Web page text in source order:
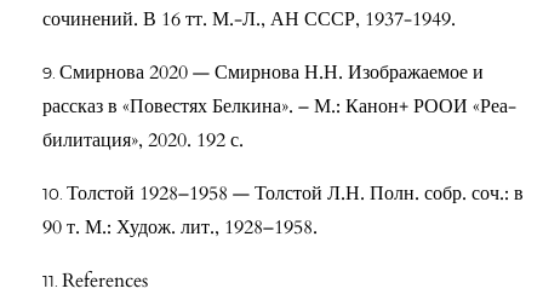
сочинений. В 16 тт. М.-Л., АН СССР, 1937-1949.
Смирнова 2020 — Смирнова Н.Н. Изображаемое и
рассказ в «Повестях Белкина». – М.: Канон+ РООИ «Реа-
билитация», 2020. 192 с.
Толстой 1928–1958 — Толстой Л.Н. Полн. собр. соч.: в
90 т. М.: Худож. лит., 1928–1958.
References